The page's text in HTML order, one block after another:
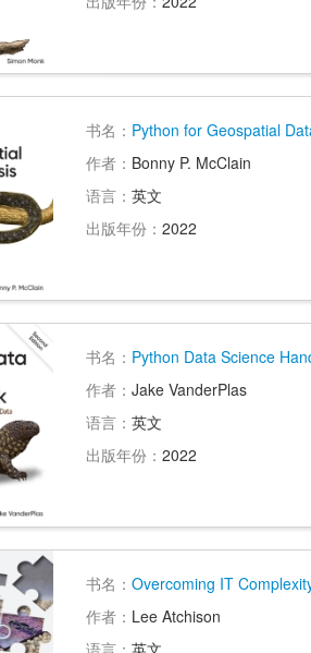
书名： Python for Geospatial
作者： Bonny P. McClain
语言： 英文
出版年份： 2022
书名： Python Data Science
作者： Jake VanderPlas
语言： 英文
出版年份： 2022
书名： Overcoming IT
作者： Lee Atchison
语言： 英文